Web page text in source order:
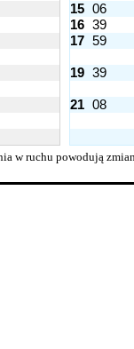
15 06
16 39
17 59
19 39
21 08
w ruchu powodują